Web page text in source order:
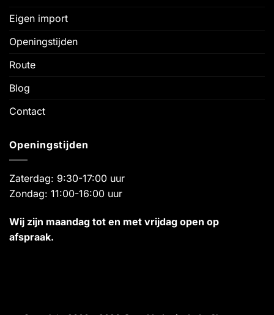
Eigen import
Openingstijden
Route
Blog
Contact
Openingstijden
Zaterdag: 9:30-17:00 uur
Zondag: 11:00-16:00 uur
Wij zijn maandag tot en met vrijdag open op
afspraak.